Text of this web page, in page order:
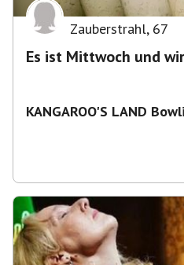
Zauberstrahl, 67
Es ist Mittwoch und
KANGAROO'S LAND